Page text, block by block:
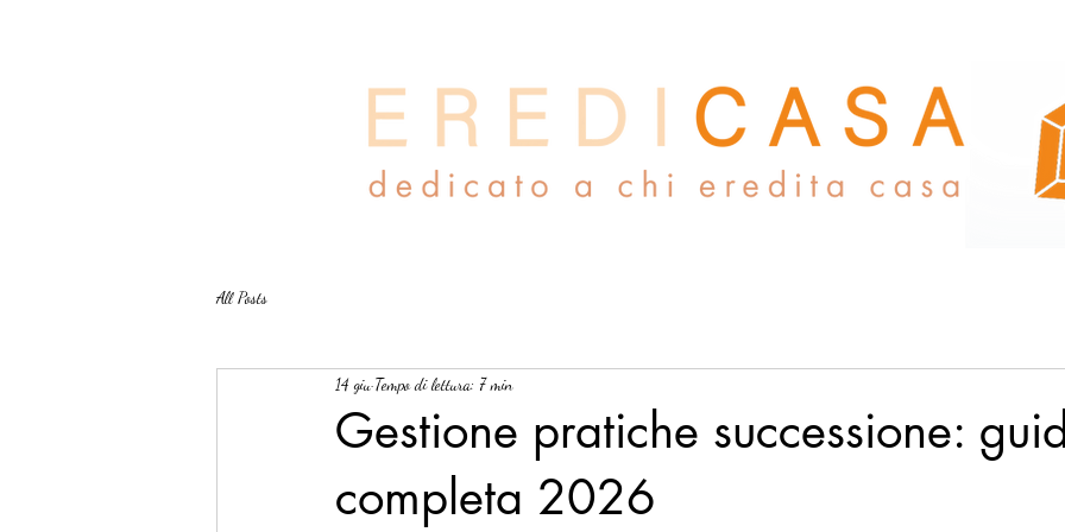
All Posts
Gestione pratiche successione:
completa 2026
14 giu Tempo di lettura: 7 min